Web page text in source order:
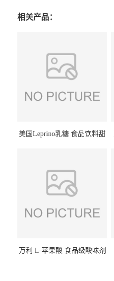
相关产品：
美国Leprino乳糖 食品饮料甜
万利 L-苹果酸 食品级酸味剂